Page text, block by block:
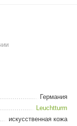
Германия
Leuchtturm
искусственная кожа